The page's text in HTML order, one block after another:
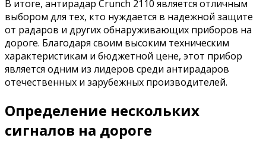
В итоге, антирадар Crunch 2110 является отличным
выбором для тех, кто нуждается в надежной защите
от радаров и других обнаруживающих приборов на
дороге. Благодаря своим высоким техническим
характеристикам и бюджетной цене, этот прибор
является одним из лидеров среди антирадаров
отечественных и зарубежных производителей.
Определение нескольких
сигналов на дороге